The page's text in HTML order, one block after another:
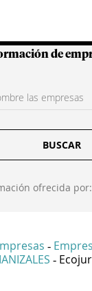
de
BUSCAR
ofrecida por:
-
-